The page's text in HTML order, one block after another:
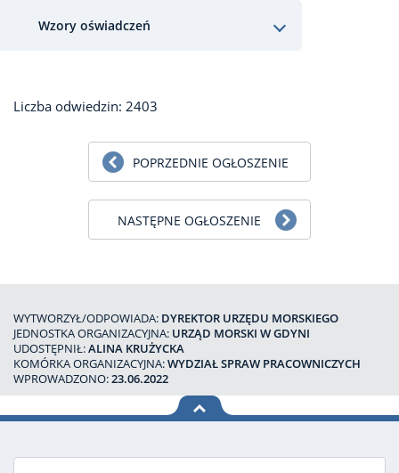
Wzory oświadczeń
Liczba odwiedzin: 2403
POPRZEDNIE OGŁOSZENIE
NASTĘPNE OGŁOSZENIE
WYTWORZYŁ/ODPOWIADA: DYREKTOR URZĘDU MORSKIEGO
JEDNOSTKA ORGANIZACYJNA: URZĄD MORSKI W GDYNI
UDOSTĘPNIŁ:ALINA KRUŻYCKA
KOMÓRKA ORGANIZACYJNA:WYDZIAŁ SPRAW PRACOWNICZYCH
WPROWADZONO:23.06.2022
na górę